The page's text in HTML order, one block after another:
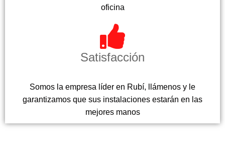
oficina
Satisfacción
Somos la empresa líder en Rubí, llámenos y le
garantizamos que sus instalaciones estarán en las
mejores manos